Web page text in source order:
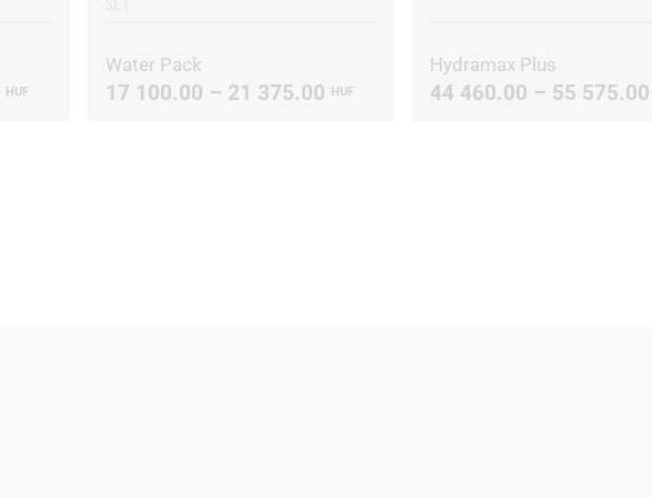
HUF
Water Pack
17 100.00 – 21 375.00 HUF
Hydramax Plus
44 460.00 – 55 575.00